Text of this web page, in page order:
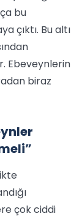
bu
çıktı. Bu altı
Ebeveynlerin
biraz
çok ciddi